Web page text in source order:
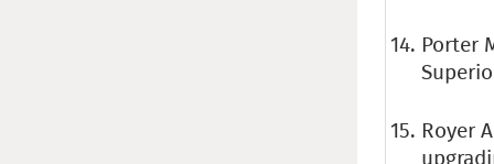
Porter
Royer